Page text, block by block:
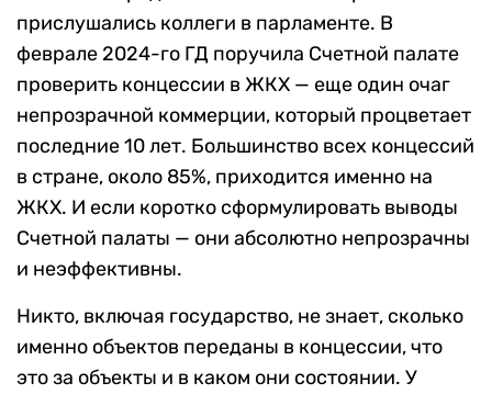
прислушались коллеги в парламенте. В
феврале 2024-го ГД поручила Счетной палате
проверить концессии в ЖКХ — еще один очаг
непрозрачной коммерции, который процветает
последние 10 лет. Большинство всех концессий
в стране, около 85%, приходится именно на
ЖКХ. И если коротко сформулировать выводы
Счетной палаты — они абсолютно непрозрачны
и неэффективны.
Никто, включая государство, не знает, сколько
именно объектов переданы в концессии, что
это за объекты и в каком они состоянии. У